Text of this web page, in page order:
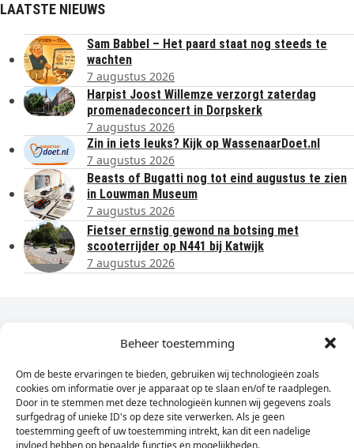
Beheer toestemming
Om de beste ervaringen te bieden, gebruiken wij technologieën zoals
cookies om informatie over je apparaat op te slaan en/of te raadplegen.
Door in te stemmen met deze technologieën kunnen wij gegevens zoals
surfgedrag of unieke ID's op deze site verwerken. Als je geen
toestemming geeft of uw toestemming intrekt, kan dit een nadelige
invloed hebben op bepaalde functies en mogelijkheden.
LAATSTE NIEUWS
Sam Babbel – Het paard staat nog steeds te
wachten
7 augustus 2026
Harpist Joost Willemze verzorgt zaterdag
promenadeconcert in Dorpskerk
7 augustus 2026
Zin in iets leuks? Kijk op WassenaarDoet.nl
7 augustus 2026
Beasts of Bugatti nog tot eind augustus te zien
in Louwman Museum
7 augustus 2026
Fietser ernstig gewond na botsing met
scooterrijder op N441 bij Katwijk
7 augustus 2026
Dagelijks het laatste nieuws in je e-mail?
Vul
hier
je
e-